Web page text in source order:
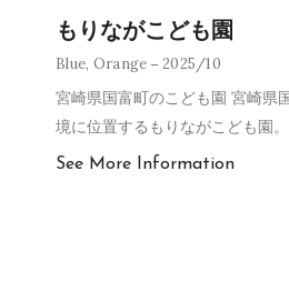
もりながこども園
Blue, Orange 2025/10
宮崎県国富町のこども園 宮崎県
境に位置するもりながこども園。
See More Information